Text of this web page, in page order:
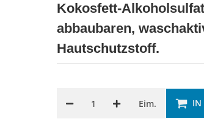
Kokosfett-
abbaubaren,
Hautschutzstoff.
Eim. IN